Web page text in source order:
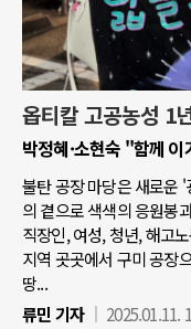
옵티칼 고공농성 1
박정혜·소현숙 "함께 이
불탄 공장 마당은 새로운
의 곁으로 색색의 응원봉
직장인, 여성, 청년, 해고
지역 곳곳에서 구미 공장
땅...
류민 기자
2025.01.11.